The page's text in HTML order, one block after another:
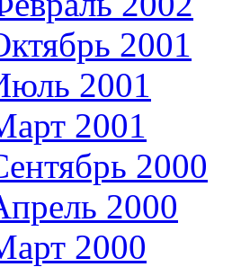
2001
2001
2001
2000
2000
2000